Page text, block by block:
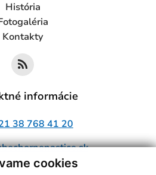
cookies
História
Kontakty
informácie
38 768 41 20